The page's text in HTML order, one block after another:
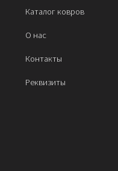
Каталог ковров
О нас
Контакты
Реквизиты